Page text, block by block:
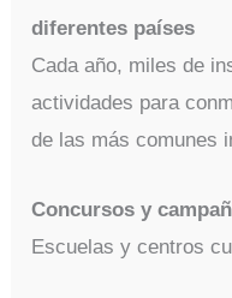
diferentes países
Cada año, miles de
actividades para
de las más comunes
Concursos y
Escuelas y centros